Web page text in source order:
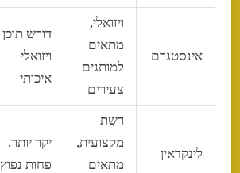
אינסטגרם
ויזואלי,
מתאים
למותגים
צעירים
דורש תוכן
ויזואלי
איכותי
לינקדאין
רשת
מקצועית,
מתאים
יקר יותר,
פחות נפוץ